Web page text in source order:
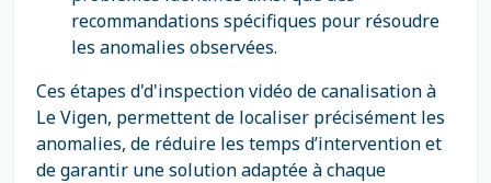
recommandations spécifiques pour résoudre
les anomalies observées.
Ces étapes d'd'inspection vidéo de canalisation à
Le Vigen, permettent de localiser précisément les
anomalies, de réduire les temps d’intervention et
de garantir une solution adaptée à chaque